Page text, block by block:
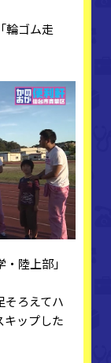
輪ゴム走
陸上部」
そろえてハ
キップした